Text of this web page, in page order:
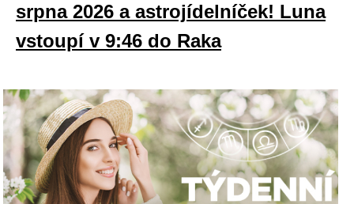
srpna 2026 a astrojídelníček! Luna
vstoupí v 9:46 do Raka